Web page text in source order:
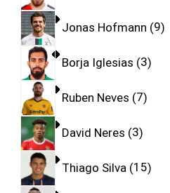
Jonas Hofmann 9
Borja Iglesias 3
Ruben Neves 7
David Neres 3
Thiago Silva 15